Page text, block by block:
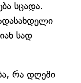
სცადა.
სად
რა დღეში